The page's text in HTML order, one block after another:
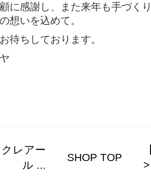
に感謝し、また来年も手づく
想いを込めて。
待ちしております。
レアー
ル ...
SHOP TOP
>